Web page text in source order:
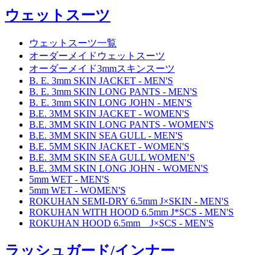
ウェットスーツ
ウェットスーツ一覧
オーダーメイドウェットスーツ
オーダーメイド3mmスキンスーツ
B. E. 3mm SKIN JACKET - MEN'S
B. E. 3mm SKIN LONG PANTS - MEN'S
B. E. 3mm SKIN LONG JOHN - MEN'S
B.E. 3MM SKIN JACKET - WOMEN'S
B.E. 3MM SKIN LONG PANTS - WOMEN'S
B.E. 3MM SKIN SEA GULL - MEN'S
B.E. 5MM SKIN JACKET - WOMEN'S
B.E. 3MM SKIN SEA GULL WOMEN’S
B.E. 3MM SKIN LONG JOHN - WOMEN'S
5mm WET - MEN'S
5mm WET - WOMEN'S
ROKUHAN SEMI-DRY 6.5mm J×SKIN - MEN'S
ROKUHAN WITH HOOD 6.5mm J*SCS - MEN'S
ROKUHAN HOOD 6.5mm J×SCS - MEN'S
ラッシュガード/インナー